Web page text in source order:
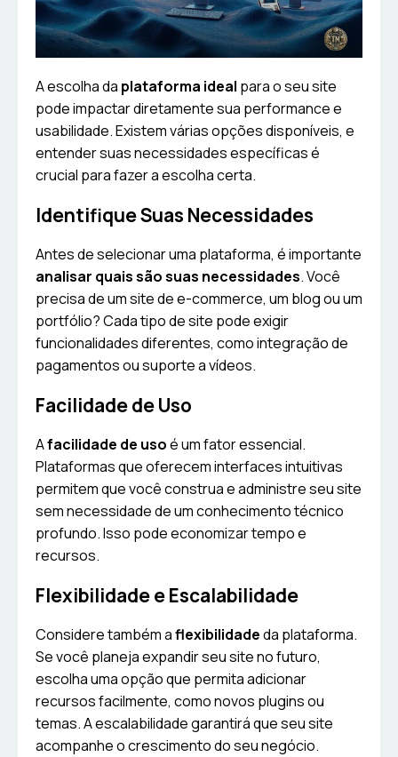
A escolha da plataforma ideal para o seu site
pode impactar diretamente sua performance e
usabilidade. Existem várias opções disponíveis, e
entender suas necessidades específicas é
crucial para fazer a escolha certa.
Identifique Suas Necessidades
Antes de selecionar uma plataforma, é importante
analisar quais são suas necessidades. Você
precisa de um site de e-commerce, um blog ou um
portfólio? Cada tipo de site pode exigir
funcionalidades diferentes, como integração de
pagamentos ou suporte a vídeos.
Facilidade de Uso
Afacilidade de usoé um fator essencial.
Plataformas que oferecem interfaces intuitivas
permitem que você construa e administre seu site
sem necessidade de um conhecimento técnico
profundo. Isso pode economizar tempo e
recursos.
Flexibilidade e Escalabilidade
Considere também aflexibilidadeda plataforma.
Se você planeja expandir seu site no futuro,
escolha uma opção que permita adicionar
recursos facilmente, como novos plugins ou
temas. A escalabilidade garantirá que seu site
acompanhe o crescimento do seu negócio.